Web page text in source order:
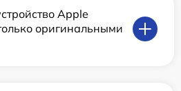
Apple
оригинальными